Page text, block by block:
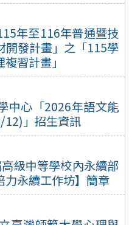
年至116年普通暨技
開發計畫」之「115學
習計畫」
中心「2026年語文能
」招生資訊
級中等學校內永續部
力永續工作坊】簡章